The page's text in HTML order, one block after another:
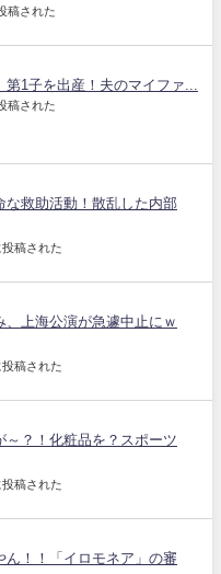
稿された
第1子を出産！夫のマイファ...
稿された
な救助活動！散乱した内部
稿された
、上海公演が急遽中止にｗ
稿された
～？！化粧品を？スポーツ
稿された
ん！！「イロモネア」の審